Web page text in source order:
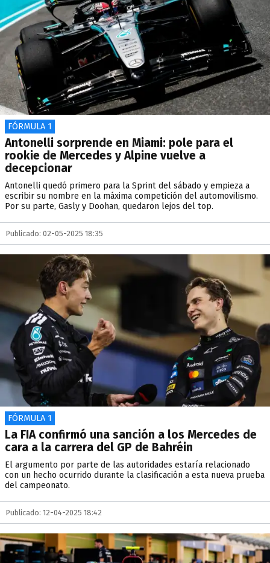
FÓRMULA 1
Antonelli sorprende en Miami: pole para el
rookie de Mercedes y Alpine vuelve a
decepcionar
Antonelli quedó primero para la Sprint del sábado y empieza a
escribir su nombre en la máxima competición del automovilismo.
Por su parte, Gasly y Doohan, quedaron lejos del top.
Publicado: 02-05-2025 18:35
FÓRMULA 1
La FIA confirmó una sanción a los Mercedes de
cara a la carrera del GP de Bahréin
El argumento por parte de las autoridades estaría relacionado
con un hecho ocurrido durante la clasificación a esta nueva prueba
del campeonato.
Publicado: 12-04-2025 18:42